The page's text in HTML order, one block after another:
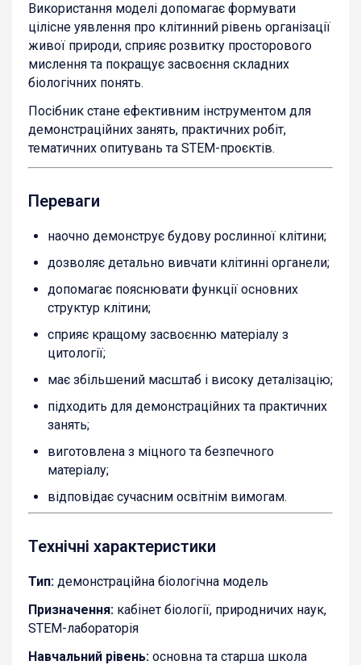
Використання моделі допомагає формувати
цілісне уявлення про клітинний рівень організації
живої природи, сприяє розвитку просторового
мислення та покращує засвоєння складних
біологічних понять.
Посібник стане ефективним інструментом для
демонстраційних занять, практичних робіт,
тематичних опитувань та STEM-проєктів.
Переваги
наочно демонструє будову рослинної клітини;
дозволяє детально вивчати клітинні органели;
допомагає пояснювати функції основних
структур клітини;
сприяє кращому засвоєнню матеріалу з
цитології;
має збільшений масштаб і високу деталізацію;
підходить для демонстраційних та практичних
занять;
виготовлена з міцного та безпечного
матеріалу;
відповідає сучасним освітнім вимогам.
Технічні характеристики
Тип: демонстраційна біологічна модель
Призначення: кабінет біології, природничих наук,
STEM-лабораторія
Навчальний рівень: основна та старша школа